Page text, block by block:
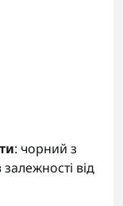
: чорний з
від